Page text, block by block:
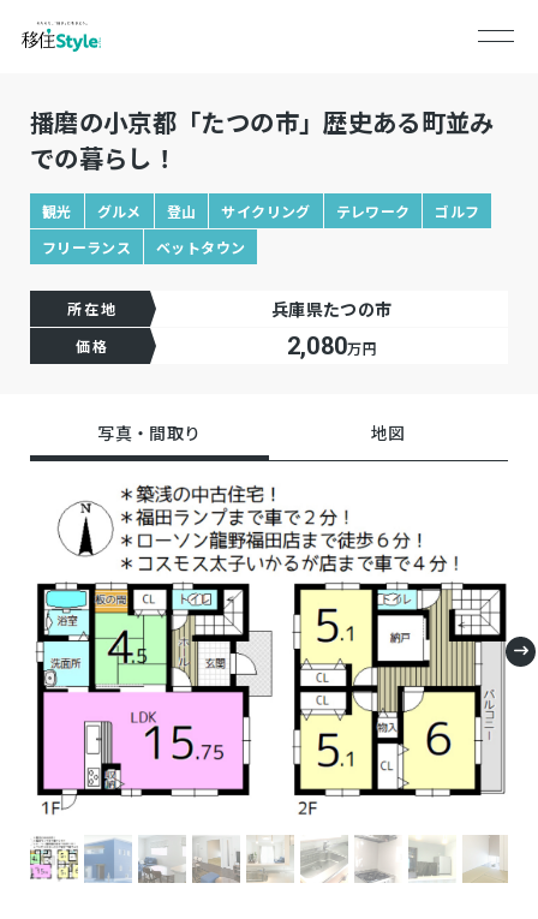
播磨の小京都「たつの市」歴史ある町並み
での暮らし！
観光 グルメ 登山 サイクリング テレワーク
ゴルフ
フリーランス
ベットタウン
所在地 兵庫県たつの市
価格 2,080万円
写真・間取り 地図